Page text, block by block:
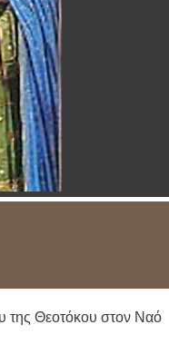
της Θεοτόκου στον Ναό